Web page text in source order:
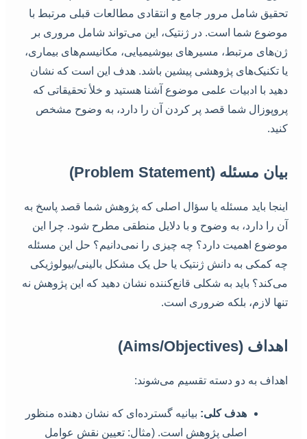
تحقیق شامل مرور جامع و انتقادی مطالعات قبلی مرتبط با
موضوع شما است. در ژنتیک، این می‌تواند شامل مروری بر
ژن‌های مرتبط، مسیرهای بیوشیمیایی، مکانیسم‌های بیماری،
یا تکنیک‌های پژوهشی پیشین باشد. هدف این است که نشان
دهید با ادبیات علمی موضوع آشنا هستید و خلأ تحقیقاتی که
پروپوزال شما قصد پر کردن آن را دارد، به وضوح مشخص
کنید.
بیان مسئله (Problem Statement)
اینجا باید مسئله یا سؤال اصلی که پژوهش شما قصد پاسخ به
آن را دارد، به وضوح و با دلایل منطقی مطرح شود. چرا این
موضوع اهمیت دارد؟ چه چیزی را نمی‌دانیم؟ حل این مسئله
چه کمکی به دانش ژنتیک یا حل یک مشکل بالینی/بیولوژیکی
می‌کند؟ باید به شکلی قانع‌کننده نشان دهید که این پژوهش نه
تنها لازم، بلکه ضروری است.
اهداف (Aims/Objectives)
اهداف به دو دسته تقسیم می‌شوند:
هدف کلی: بیانیه گسترده‌ای که نشان دهنده منظور
اصلی پژوهش است. (مثال: تعیین نقش عوامل